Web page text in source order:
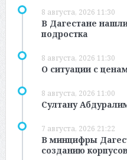
8 августа, 2026 11:30
В Дагестане
подростка
8 августа, 2026 11:30
О ситуации с
8 августа, 2026 11:00
Султану
7 августа, 2026 21:22
В минцифры
созданию